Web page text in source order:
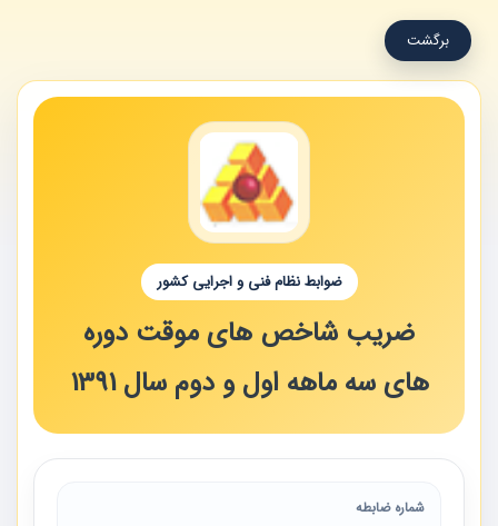
برگشت
ضوابط نظام فنی و اجرایی کشور
ضریب شاخص های موقت دوره
های سه ماهه اول و دوم سال 1391
شماره ضابطه